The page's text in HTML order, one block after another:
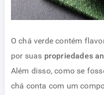
O chá verde contém
por suas propriedades
Além disso, como se
chá conta com um